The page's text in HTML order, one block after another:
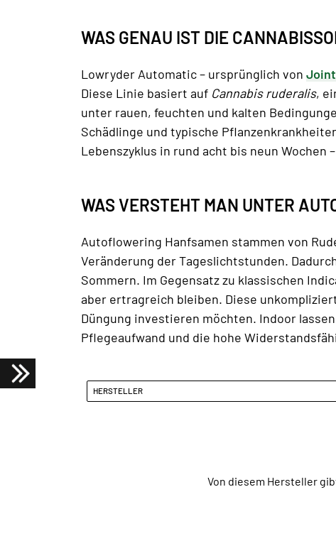
WAS GENAU IST DIE
Lowryder Automatic – ursprünglich von
Diese Linie basiert auf Cannabis ruderalis,
unter rauen, feuchten und kalten
Schädlinge und typische
Lebenszyklus in rund acht bis neun
WAS VERSTEHT MAN UNTER
Autoflowering Hanfsamen stammen von
Veränderung der Tageslichtstunden.
Sommern. Im Gegensatz zu klassischen
aber ertragreich bleiben. Diese
Düngung investieren möchten. Indoor
Pflegeaufwand und die hohe
HERSTELLER
Von diesem Hersteller